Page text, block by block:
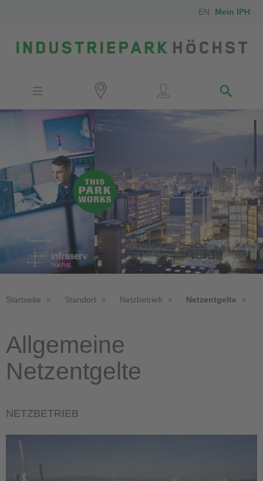
EN Mein IPH
IPH-Mitarbeiter
Kontakt
Anfahrt
Startseite Standort Netzbetrieb Netzentgelte
Allgemeine
Netzentgelte
NETZBETRIEB